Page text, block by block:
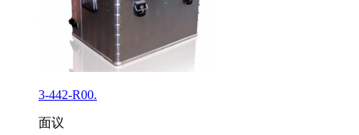
3-442-R00.
面议